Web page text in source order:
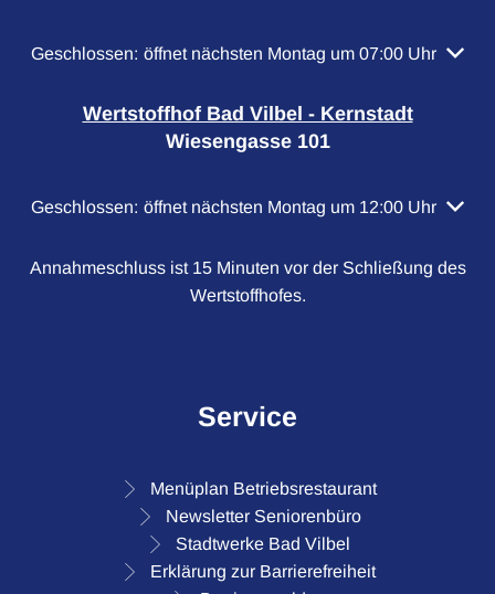
Klicken, um weitere Öffnungs- oder Schließzeiten
Geschlossen: öffnet nächsten Montag um 07:00 Uhr
Wertstoffhof Bad Vilbel - Kernstadt
Wiesengasse 101
Klicken, um weitere Öffnungs- oder Schließzeiten
Geschlossen: öffnet nächsten Montag um 12:00 Uhr
Annahmeschluss ist 15 Minuten vor der Schließung des
Wertstoffhofes.
Service
Menüplan Betriebsrestaurant
Newsletter Seniorenbüro
Stadtwerke Bad Vilbel
Erklärung zur Barrierefreiheit